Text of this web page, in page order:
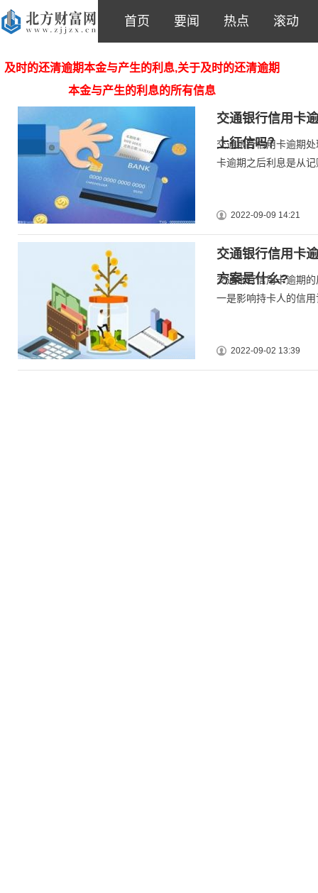
首页 要闻 热点 滚动
及时的还清逾期本金与产生的利息,关于及时的还清逾期
本金与产生的利息的所有信息
交通银行信用卡
上征信吗？
交通银行信用卡逾期
卡逾期之后利息是从
2022-09-09 14:21
交通银行信用卡
方案是什么?
交通银行信用卡逾期
一是影响持卡人的信
2022-09-02 13:39